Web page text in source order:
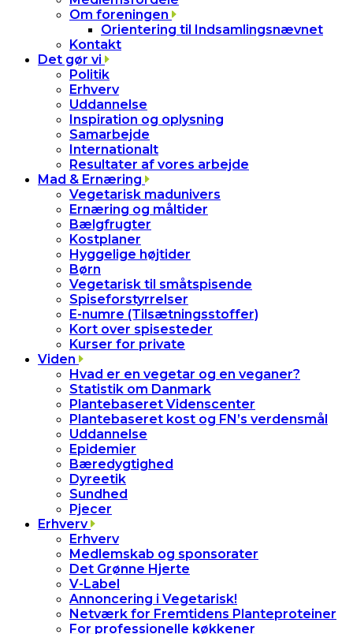
Om foreningen
Orientering til Indsamlingsnævnet
Kontakt
Det gør vi
Politik
Erhverv
Uddannelse
Inspiration og oplysning
Samarbejde
Internationalt
Resultater af vores arbejde
Mad & Ernæring
Vegetarisk madunivers
Ernæring og måltider
Bælgfrugter
Kostplaner
Hyggelige højtider
Børn
Vegetarisk til småtspisende
Spiseforstyrrelser
E-numre (Tilsætningsstoffer)
Kort over spisesteder
Kurser for private
Viden
Hvad er en vegetar og en veganer?
Statistik om Danmark
Plantebaseret Videnscenter
Plantebaseret kost og FN’s verdensmål
Uddannelse
Epidemier
Bæredygtighed
Dyreetik
Sundhed
Pjecer
Erhverv
Erhverv
Medlemskab og sponsorater
Det Grønne Hjerte
V-Label
Annoncering i Vegetarisk!
Netværk for Fremtidens Planteproteiner
For professionelle køkkener